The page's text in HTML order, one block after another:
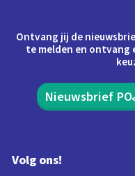
Ontvang jij de
te melden en ontvang
Nieuwsbrief PO
Volg ons!